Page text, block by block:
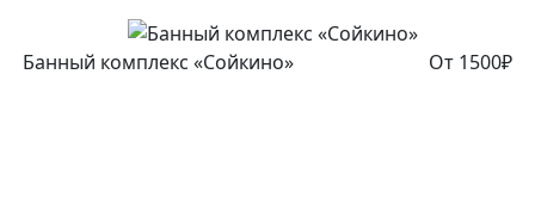
Банный комплекс «Сойкино» От 1500₽